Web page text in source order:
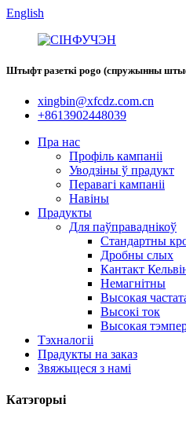
English
Штыфт разеткі pogo (спружынны
xingbin@xfcdz.com.cn
+8613902448039
Пра нас
Профіль кампаніі
Уводзіны ў прадукт
Перавагі кампаніі
Навіны
Прадукты
Для паўправаднікоў
Стандартны
Дробны слых
Кантакт
Немагнітны
Высокая
Высокі ток
Высокая
Тэхналогіі
Прадукты на заказ
Звяжыцеся з намі
Катэгорыі